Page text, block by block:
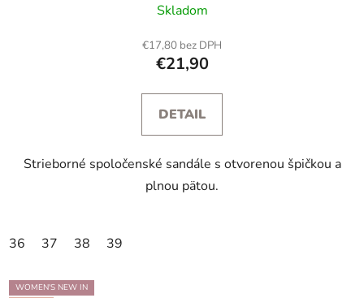
Skladom
€17,80 bez DPH
€21,90
DETAIL
Strieborné spoločenské sandále s otvorenou špičkou a
plnou pätou.
36 37 38 39
WOMEN'S NEW IN